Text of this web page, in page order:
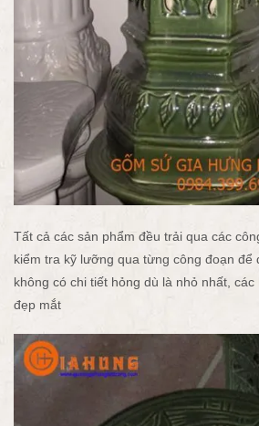
Tất cả các sản phẩm đều trải qua các
kiểm tra kỹ lưỡng qua từng công đoạn để
không có chi tiết hỏng dù là nhỏ nhất,
đẹp mắt